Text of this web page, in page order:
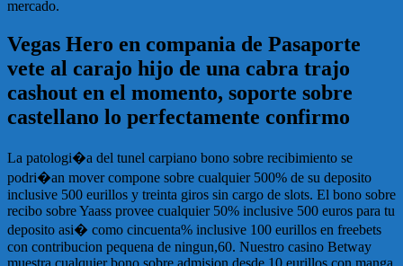
mercado.
Vegas Hero en compania de Pasaporte
vete al carajo hijo de una cabra trajo
cashout en el momento, soporte sobre
castellano lo perfectamente confirmo
La patologi�a del tunel carpiano bono sobre recibimiento se
podri�an mover compone sobre cualquier 500% de su deposito
inclusive 500 eurillos y treinta giros sin cargo de slots. El bono sobre
recibo sobre Yaass provee cualquier 50% inclusive 500 euros para tu
deposito asi� como cincuenta% inclusive 100 eurillos en freebets
con contribucion pequena de ningun,60. Nuestro casino Betway
muestra cualquier bono sobre admision desde 10 eurillos con manga